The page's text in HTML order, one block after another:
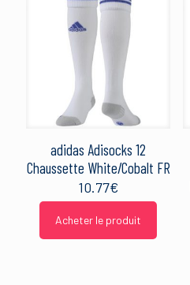
adidas Adisocks 12
Chaussette White/Cobalt FR
10.77€
Acheter le produit